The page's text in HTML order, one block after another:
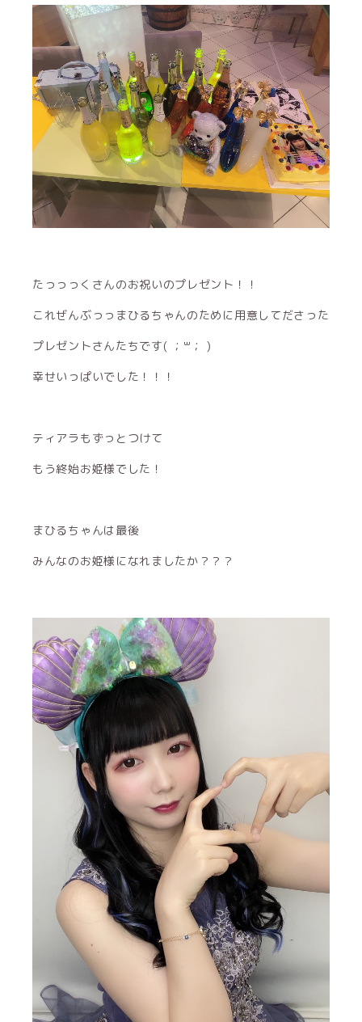
たっっっくさんのお祝いのプレゼント！！
これぜんぶっっまひるちゃんのために用意してださった
プレゼントさんたちです( ；꒳​； )
幸せいっぱいでした！！！
ティアラもずっとつけて
もう終始お姫様でした！
まひるちゃんは最後
みんなのお姫様になれましたか？？？